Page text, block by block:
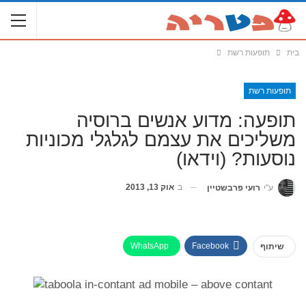
בית תופעות רשת
תופעות רשת
תופעה: מדוע אנשים ברוסיה
משליכים את עצמם לגלגלי מכוניות
נוסעות? (וידאו)
ע"י רועי פרבשטיין ב אוק 13, 2013
שיתוף Facebook
WhatsApp